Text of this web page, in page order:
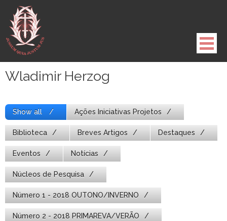
para
conteúdo
Wladimir Herzog
Show all Ações Iniciativas Projetos
Biblioteca Breves Artigos Destaques
Eventos Notícias
Núcleos de Pesquisa
Número 1 - 2018 OUTONO/INVERNO
Número 2 - 2018 PRIMAREVA/VERÃO